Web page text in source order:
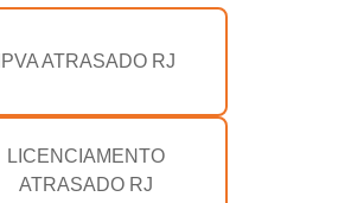
IPVA ATRASADO RJ
LICENCIAMENTO
ATRASADO RJ